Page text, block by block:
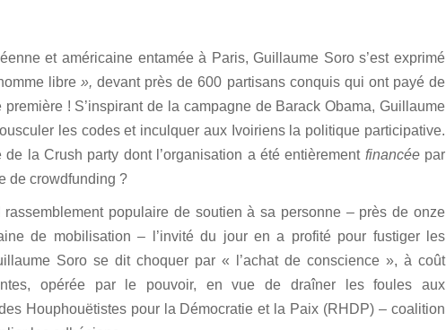
et américaine entamée à Paris, Guillaume Soro s’est exprimé
libre », devant près de 600 partisans conquis qui ont payé de
première ! S’inspirant de la campagne de Barack Obama, Guillaume
les codes et inculquer aux Ivoiriens la politique participative.
la Crush party dont l’organisation a été entièrement financée par
de crowdfunding ?
populaire de soutien à sa personne – près de onze
de mobilisation – l’invité du jour en a profité pour fustiger les
Soro se dit choquer par « l’achat de conscience », à coût
opérée par le pouvoir, en vue de draîner les foules aux
Houphouëtistes pour la Démocratie et la Paix (RHDP) – coalition